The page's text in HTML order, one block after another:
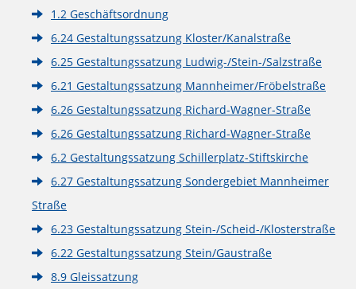
1.2 Geschäftsordnung
6.24 Gestaltungssatzung Kloster/Kanalstraße
6.25 Gestaltungssatzung Ludwig-/Stein-/Salzstraße
6.21 Gestaltungssatzung Mannheimer/Fröbelstraße
6.26 Gestaltungssatzung Richard-Wagner-Straße
6.26 Gestaltungssatzung Richard-Wagner-Straße
6.2 Gestaltungssatzung Schillerplatz-Stiftskirche
6.27 Gestaltungssatzung Sondergebiet Mannheimer
Straße
6.23 Gestaltungssatzung Stein-/Scheid-/Klosterstraße
6.22 Gestaltungssatzung Stein/Gaustraße
8.9 Gleissatzung